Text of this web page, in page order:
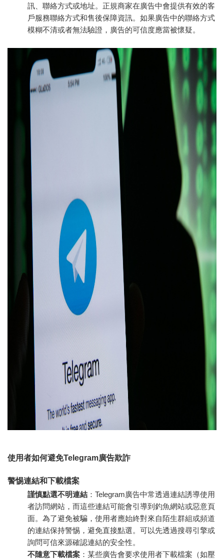
訊、聯絡方式或地址。正規商家在廣告中會提供有效的客
戶服務聯絡方式和售後保障資訊。如果廣告中的聯絡方式
模糊不清或者無法驗證，廣告的可信度應當被懷疑。
使用者如何避免Telegram廣告欺詐
警惕連結和下載檔案
謹慎點選不明連結 ：Telegram廣告中常透過連結誘導使用
者訪問網站，而這些連結可能會引導到釣魚網站或惡意頁
面。為了避免被騙，使用者應始終對來自陌生群組或頻道
的連結保持警惕，避免直接點選。可以先透過搜尋引擎或
詢問可信來源確認連結的安全性。
不隨意下載檔案 ：某些廣告會要求使用者下載檔案（如壓